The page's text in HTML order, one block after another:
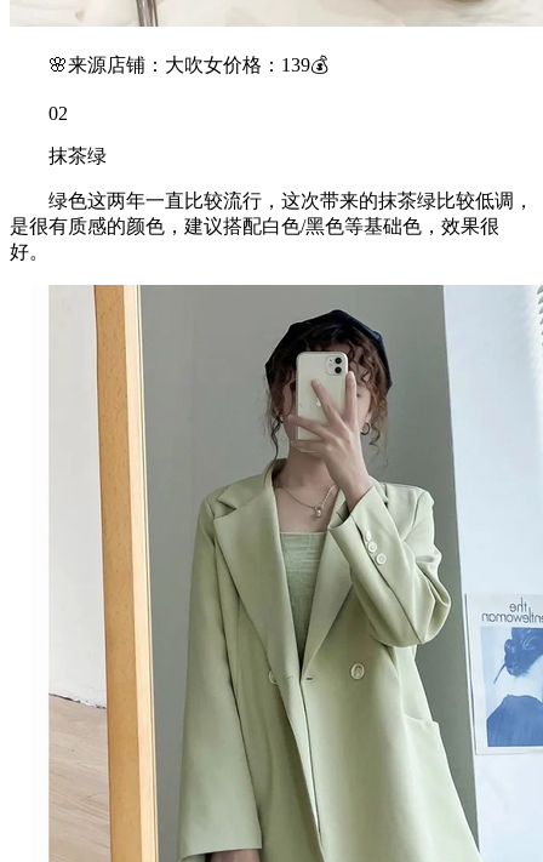
🌸来源店铺：大吹女价格：139💰
02
抹茶绿
绿色这两年一直比较流行，这次带来的抹茶绿比较低调，
是很有质感的颜色，建议搭配白色/黑色等基础色，效果很
好。